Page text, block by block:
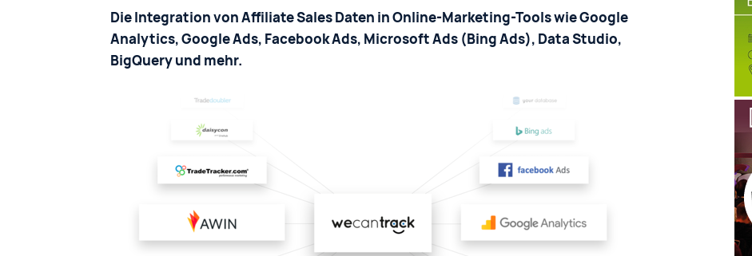
Die Integration von Affiliate Sales Daten in Online-Marketing-Tools wie Google
Analytics, Google Ads, Facebook Ads, Microsoft Ads (Bing Ads), Data Studio,
BigQuery und mehr.